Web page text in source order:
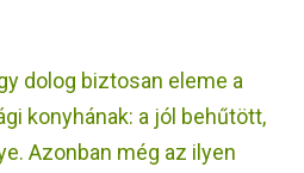
dolog biztosan eleme a
konyhának: a jól behűtött,
Azonban még az ilyen